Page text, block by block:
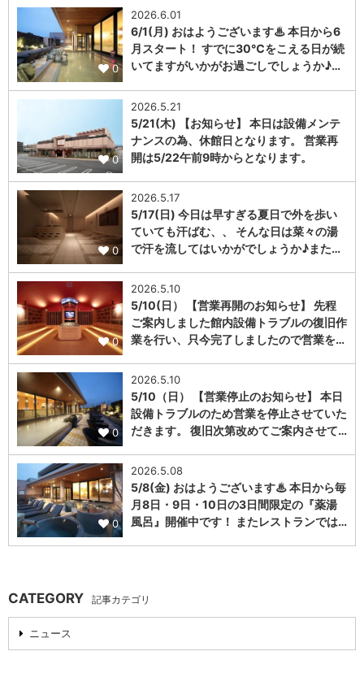
0
2026.6.01
6/1(月) おはようございます♨ 本日から6
月スタート！ すでに30℃をこえる日が続
いてますがいかがお過ごしでしょうか♪…
0
2026.5.21
5/21(木) 【お知らせ】 本日は設備メンテ
ナンスの為、休館日となります。 営業再
開は5/22午前9時からとなります。
0
2026.5.17
5/17(日) 今日は早すぎる夏日で外を歩い
ていても汗ばむ、、 そんな日は菜々の湯
で汗を流してはいかがでしょうか♪また…
0
2026.5.10
5/10(日） 【営業再開のお知らせ】 先程
ご案内しました館内設備トラブルの復旧作
業を行い、只今完了しましたので営業を…
0
2026.5.10
5/10（日） 【営業停止のお知らせ】 本日
設備トラブルのため営業を停止させていた
だきます。 復旧次第改めてご案内させて…
0
2026.5.08
5/8(金) おはようございます♨ 本日から毎
月8日・9日・10日の3日間限定の『薬湯
風呂』開催中です！ またレストランでは…
CATEGORY 記事カテゴリ
ニュース